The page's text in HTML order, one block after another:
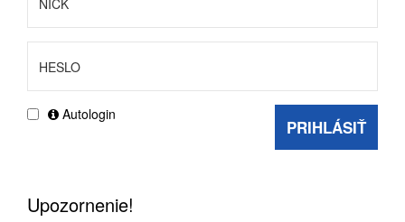
Autologin
PRIHLÁSIŤ
Upozornenie!